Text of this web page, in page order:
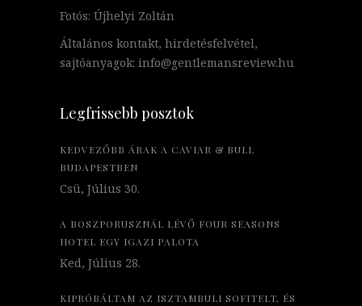
Fotós: Újhelyi Zoltán
Általános kontakt, hirdetésfelvétel,
sajtóanyagok: info@gentlemansreview.hu
Legfrissebb posztok
KEDVEZŐBB ÁRAK A CAVIAR & BULL
BUDAPESTBEN
Csü, Július 30.
A BOSZPORUSZNÁL LÉVŐ FOUR SEASONS
HOTEL EGY IGAZI PALOTA
Ked, Július 28.
KIPRÓBÁLTAM AZ ISZTAMBULI SOFITELT, ÉS